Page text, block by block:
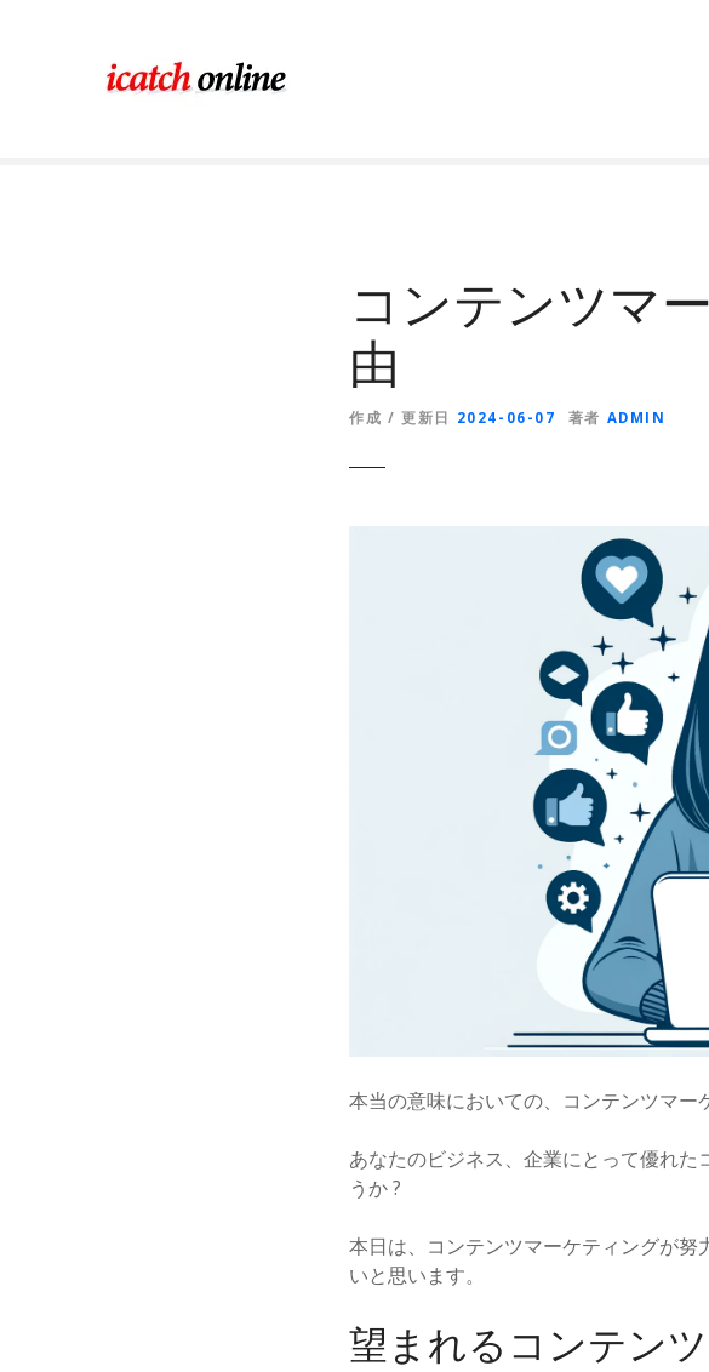
コンテンツマ
由
作成 / 更新日 2024-06-07 著者 ADMIN
本当の意味においての、コンテンツマー
あなたのビジネス、企業にとって優れ
うか ?
本日は、コンテンツマーケティングが
いと思います。
望まれるコンテン